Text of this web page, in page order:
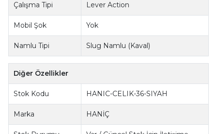
Çalışma Tipi Lever Action
Mobil Şok Yok
Namlu Tipi Slug Namlu (Kaval)
Diğer Özellikler
Stok Kodu HANIC-CELIK-36-SIYAH
Marka HANİÇ